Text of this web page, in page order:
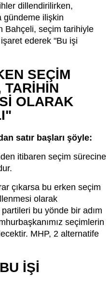
dillendirilirken,
gündeme ilişkin
Bahçeli, seçim tarihiyle
işaret ederek "Bu işi
SEÇİM
OLARAK
satır başları şöyle:
itibaren seçim sürecine
çıkarsa bu erken seçim
olarak
bu yönde bir adım
seçimlerin
MHP, 2 alternatife
İŞİ